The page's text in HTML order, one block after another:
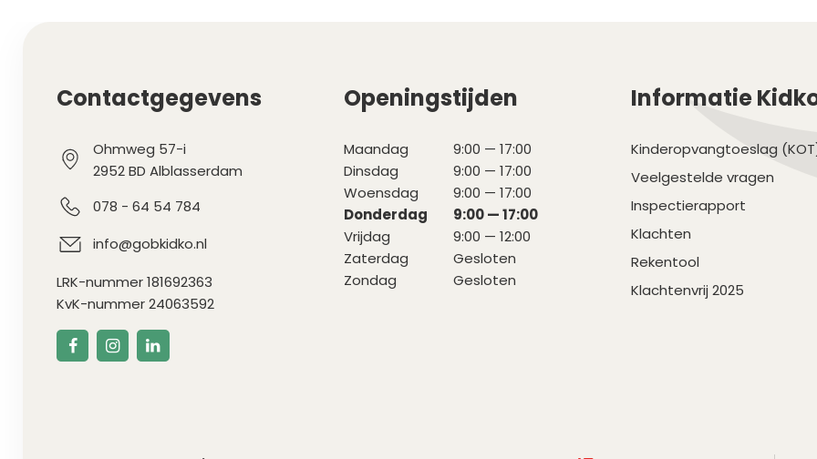
Contactgegevens
Ohmweg 57-i
2952 BD Alblasserdam
078 - 64 54 784
info@gobkidko.nl
LRK-nummer 181692363
KvK-nummer 24063592
Openingstijden
Maandag
9:00 — 17:00
Dinsdag
9:00 — 17:00
Woensdag
9:00 — 17:00
Donderdag
9:00 — 17:00
Vrijdag
9:00 — 12:00
Zaterdag
Gesloten
Zondag
Gesloten
Informatie
Kinderopvangtoeslag
Veelgestelde vragen
Inspectierapport
Klachten
Rekentool
Klachtenvrij 2025